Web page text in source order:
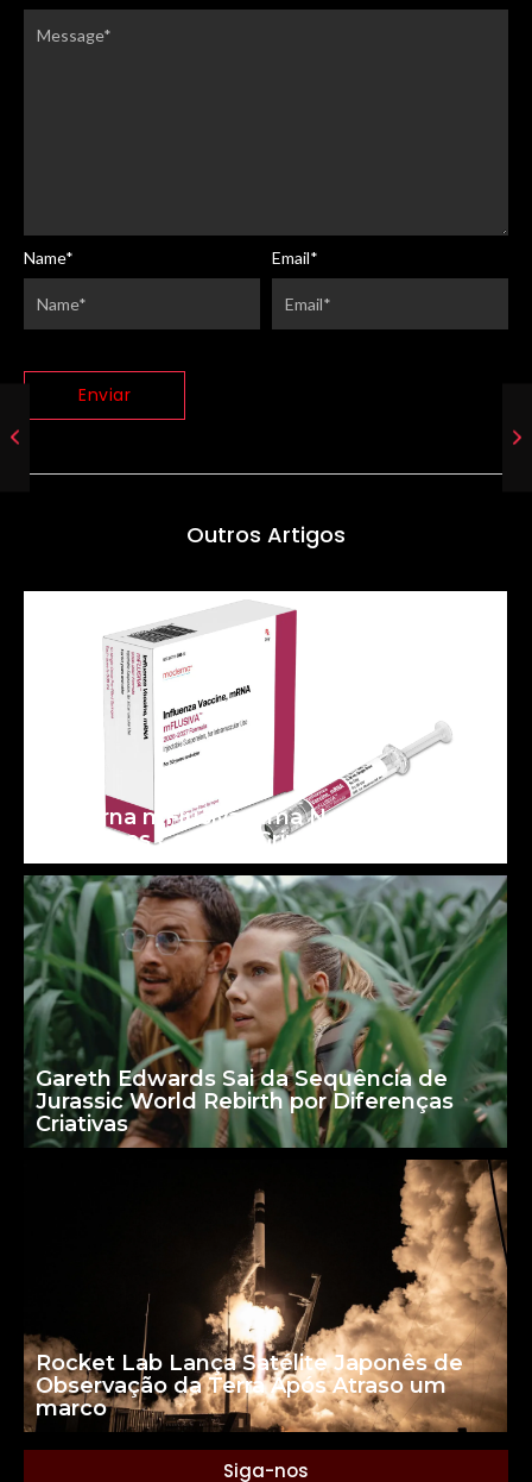
Name* Email*
Outros Artigos
Moderna mFlusiva: uma Nova Era para
as Vacinas Contra a Gripe
Gareth Edwards Sai da Sequência de
Jurassic World Rebirth por Diferenças
Criativas
Rocket Lab Lança Satélite Japonês de
Observação da Terra Após Atraso um
marco
Siga-nos